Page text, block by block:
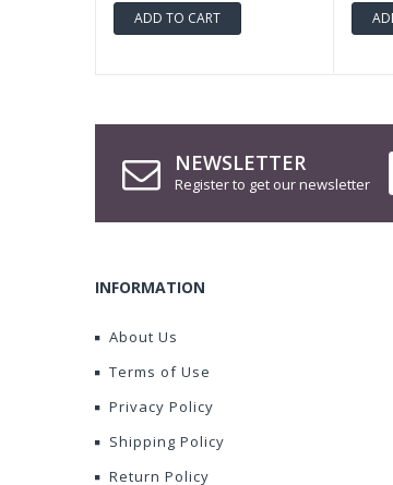
ADD TO CART
NEWSLETTER
Register to get our newsletter
INFORMATION
About Us
Terms of Use
Privacy Policy
Shipping Policy
Return Policy